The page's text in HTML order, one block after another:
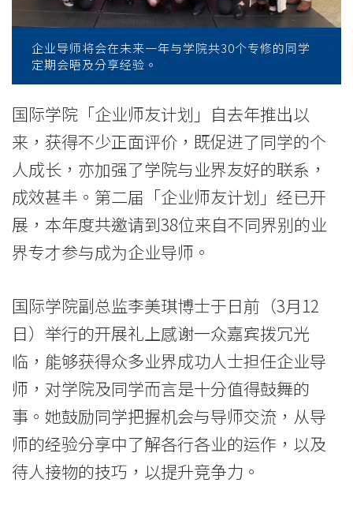
息
国
际
学
院
香
港
浸
会
大
学
企业导师将会在未来一年与学院共30个专修的同学
定期会晤及分享经验。
国际学院「企业师友计划」自去年推出以
来，获得不少正面评价，既促进了同学的个
人成长，亦加强了学院与业界友好的联系，
成效甚丰。第二届「企业师友计划」经已开
展，本年度共邀请到38位来自不同界别的业
界专才参与成为企业导师。
国际学院副总监李美琪博士于日前（3月12
日）举行的开展礼上感谢一众嘉宾拨冗光
临，能够获得众多业界成功人士担任企业导
师，对学院及同学而言是十分值得鼓舞的
事。她鼓励同学把握机会与导师交流，从导
师的经验分享中了解各行各业的运作，以及
待人接物的技巧，以提升竞争力。